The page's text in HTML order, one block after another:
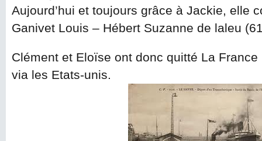
Aujourd’hui et toujours grâce à Jackie, elle
Ganivet Louis – Hébert Suzanne de laleu
Clément et Eloïse ont donc quitté La
via les Etats-unis.